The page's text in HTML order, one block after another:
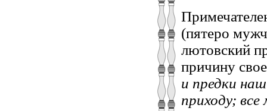
(пятеро
лютовский
причину
и предки
приходу;